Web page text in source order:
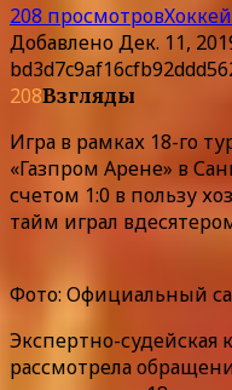
208 просмотровХоккей
ДобавленоДек. 11,
208Взгляды
Игра в рамках 18-го
«Газпром Арене» в
счетом 1:0 в пользу
тайм играл
Фото: Официальный
Экспертно-
рассмотрела